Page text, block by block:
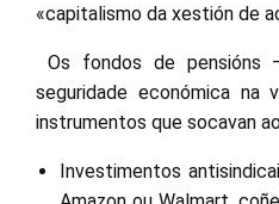
«capitalismo da xestión de
Os fondos de pensións
seguridade económica na
instrumentos que socavan
Investimentos